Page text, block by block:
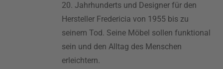
20. Jahrhunderts und Designer für den
Hersteller Fredericia von 1955 bis zu
seinem Tod. Seine Möbel sollen funktional
sein und den Alltag des Menschen
erleichtern.